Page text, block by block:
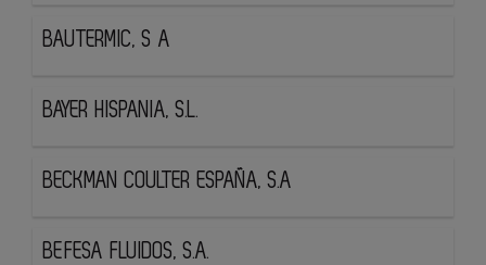
BAUTERMIC, S A
BAYER HISPANIA, S.L.
BECKMAN COULTER ESPAÑA, S.A
BEFESA FLUIDOS, S.A.